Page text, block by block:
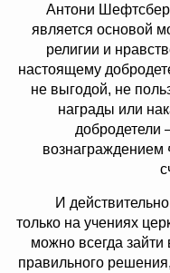
Антони
является основой
религии и
настоящему
не выгодой, не
награды или
добродетели
вознаграждением
И
только на учениях
можно всегда зайти
правильного